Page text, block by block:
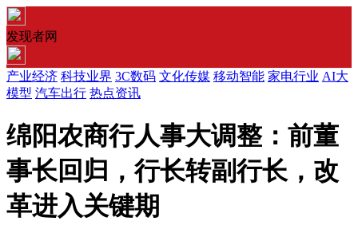
发现者网
产业经济 科技业界 3C数码 文化传媒 移动智能 家电行业 AI大
模型 汽车出行 热点资讯
绵阳农商行人事大调整：前董
事长回归，行长转副行长，改
革进入关键期